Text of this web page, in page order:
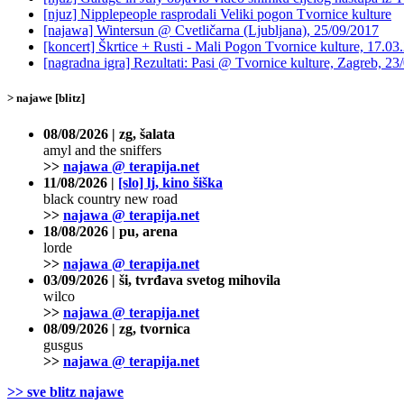
[njuz] Nipplepeople rasprodali Veliki pogon Tvornice kulture
[najawa] Wintersun @ Cvetličarna (Ljubljana), 25/09/2017
[koncert] Škrtice + Rusti - Mali Pogon Tvornice kulture,
[nagradna igra] Rezultati: Pasi @ Tvornice kulture, Zagreb,
> najawe [blitz]
08/08/2026 | zg, šalata
amyl and the sniffers
>> najawa @ terapija.net
11/08/2026 | [slo] lj, kino šiška
black country new road
>> najawa @ terapija.net
18/08/2026 | pu, arena
lorde
>> najawa @ terapija.net
03/09/2026 | ši, tvrđava svetog mihovila
wilco
>> najawa @ terapija.net
08/09/2026 | zg, tvornica
gusgus
>> najawa @ terapija.net
>> sve blitz najawe